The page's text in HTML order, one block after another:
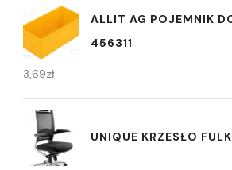
ALLIT AG POJEMNIK
456311
3,69zł
UNIQUE KRZESŁO